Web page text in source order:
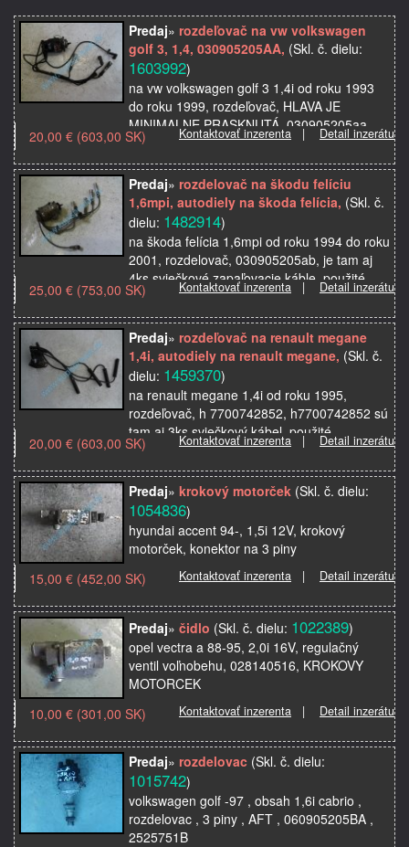
Predaj» rozdeľovač na vw volkswagen
golf 3, 1,4, 030905205AA, (Skl. č. dielu:
1603992)
na vw volkswagen golf 3 1,4i od roku 1993
do roku 1999, rozdeľovač, HLAVA JE
MINIMALNE PRASKNUTÁ, 030905205aa,
použité originálne autosúčiastky z
autovrakoviska
Kontaktovať inzerenta | Detail inzerátu
20,00 € (603,00 SK)
Predaj» rozdelovač na škodu felíciu
1,6mpi, autodiely na škoda felícia, (Skl. č.
dielu: 1482914)
na škoda felícia 1,6mpi od roku 1994 do roku
2001, rozdelovač, 030905205ab, je tam aj
4ks sviečkové zapaľovacie káble, použité
originálne autosúčiastky z autovrakoviska
Kontaktovať inzerenta | Detail inzerátu
25,00 € (753,00 SK)
Predaj» rozdeľovač na renault megane
1,4i, autodiely na renault megane, (Skl. č.
dielu: 1459370)
na renault megane 1,4i od roku 1995,
rozdeľovač, h 7700742852, h7700742852 sú
tam aj 3ks sviečkový kábel, použité
originálne autosúčiastky z autovrakoviska,
BEZ 1KS SVIEČKOVÉHO KÁ…
Kontaktovať inzerenta | Detail inzerátu
20,00 € (603,00 SK)
Predaj» krokový motorček (Skl. č. dielu:
1054836)
hyundai accent 94-, 1,5i 12V, krokový
motorček, konektor na 3 piny
Kontaktovať inzerenta | Detail inzerátu
15,00 € (452,00 SK)
Predaj» čidlo (Skl. č. dielu: 1022389)
opel vectra a 88-95, 2,0i 16V, regulačný
ventil voľnobehu, 028140516, KROKOVY
MOTORCEK
Kontaktovať inzerenta | Detail inzerátu
10,00 € (301,00 SK)
Predaj» rozdelovac (Skl. č. dielu:
1015742)
volkswagen golf -97 , obsah 1,6i cabrio ,
rozdelovac , 3 piny , AFT , 060905205BA ,
2525751B